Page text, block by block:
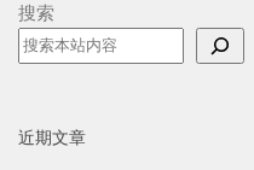
搜索
近期文章